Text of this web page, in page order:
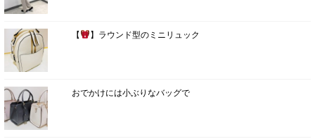
【 】ラウンド型のミニリュック
おでかけには小ぶりなバッグで